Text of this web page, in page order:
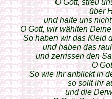
O Gott, streu
über
und halte uns
O Gott, wir wählten
So haben wir das Kleid
und haben das
und zerrissen den
O
So wie ihr anblickt in
so sollt ihr
und die